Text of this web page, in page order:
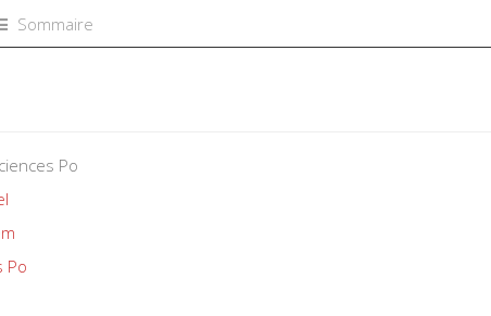
Sommaire
Po
Po